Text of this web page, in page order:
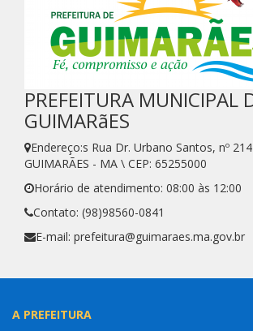
PREFEITURA MUNICIPAL
GUIMARãES
Endereço:s Rua Dr. Urbano Santos, nº
GUIMARÃES - MA \ CEP: 65255000
Horário de atendimento: 08:00 às 12:00
Contato: (98)98560-0841
E-mail: prefeitura@guimaraes.ma.gov.br
A PREFEITURA